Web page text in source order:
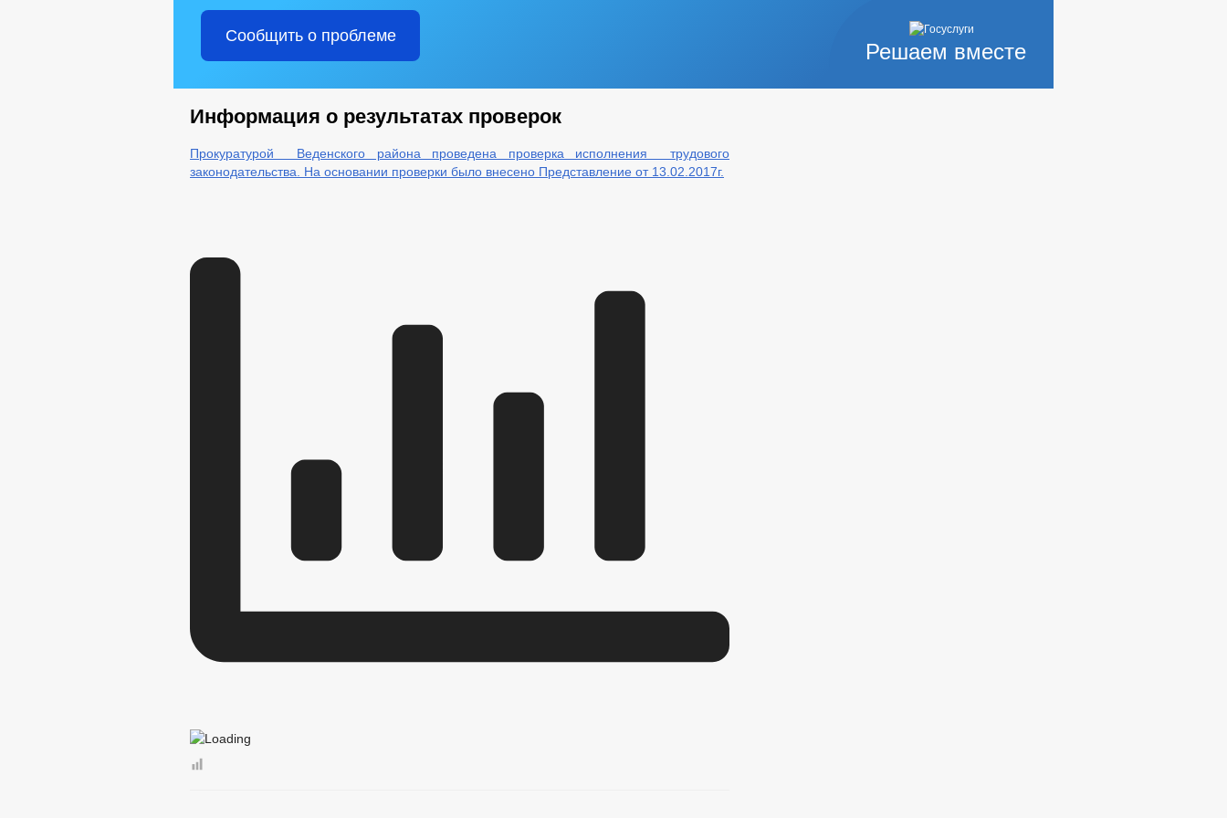
Решаем вместе
Сообщить о проблеме
Информация о результатах проверок
Прокуратурой Веденского района проведена проверка исполнения трудового
законодательства. На основании проверки было внесено Представление от 13.02.2017г.